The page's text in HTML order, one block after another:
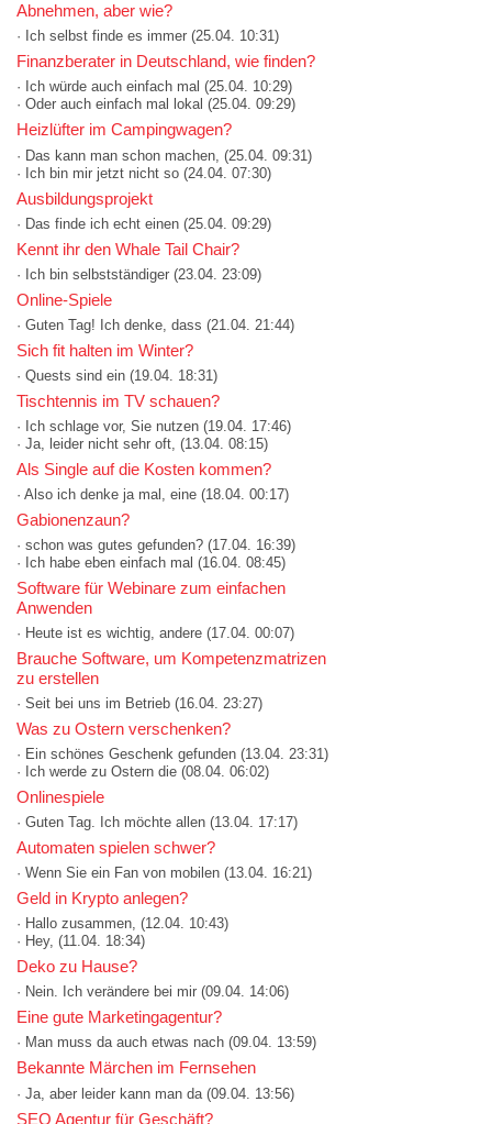
Abnehmen, aber wie?
· Ich selbst finde es immer (25.04. 10:31)
Finanzberater in Deutschland, wie finden?
· Ich würde auch einfach mal (25.04. 10:29)
· Oder auch einfach mal lokal (25.04. 09:29)
Heizlüfter im Campingwagen?
· Das kann man schon machen, (25.04. 09:31)
· Ich bin mir jetzt nicht so (24.04. 07:30)
Ausbildungsprojekt
· Das finde ich echt einen (25.04. 09:29)
Kennt ihr den Whale Tail Chair?
· Ich bin selbstständiger (23.04. 23:09)
Online-Spiele
· Guten Tag! Ich denke, dass (21.04. 21:44)
Sich fit halten im Winter?
· Quests sind ein (19.04. 18:31)
Tischtennis im TV schauen?
· Ich schlage vor, Sie nutzen (19.04. 17:46)
· Ja, leider nicht sehr oft, (13.04. 08:15)
Als Single auf die Kosten kommen?
· Also ich denke ja mal, eine (18.04. 00:17)
Gabionenzaun?
· schon was gutes gefunden? (17.04. 16:39)
· Ich habe eben einfach mal (16.04. 08:45)
Software für Webinare zum einfachen
Anwenden
· Heute ist es wichtig, andere (17.04. 00:07)
Brauche Software, um Kompetenzmatrizen
zu erstellen
· Seit bei uns im Betrieb (16.04. 23:27)
Was zu Ostern verschenken?
· Ein schönes Geschenk gefunden (13.04. 23:31)
· Ich werde zu Ostern die (08.04. 06:02)
Onlinespiele
· Guten Tag. Ich möchte allen (13.04. 17:17)
Automaten spielen schwer?
· Wenn Sie ein Fan von mobilen (13.04. 16:21)
Geld in Krypto anlegen?
· Hallo zusammen, (12.04. 10:43)
· Hey, (11.04. 18:34)
Deko zu Hause?
· Nein. Ich verändere bei mir (09.04. 14:06)
Eine gute Marketingagentur?
· Man muss da auch etwas nach (09.04. 13:59)
Bekannte Märchen im Fernsehen
· Ja, aber leider kann man da (09.04. 13:56)
SEO Agentur für Geschäft?